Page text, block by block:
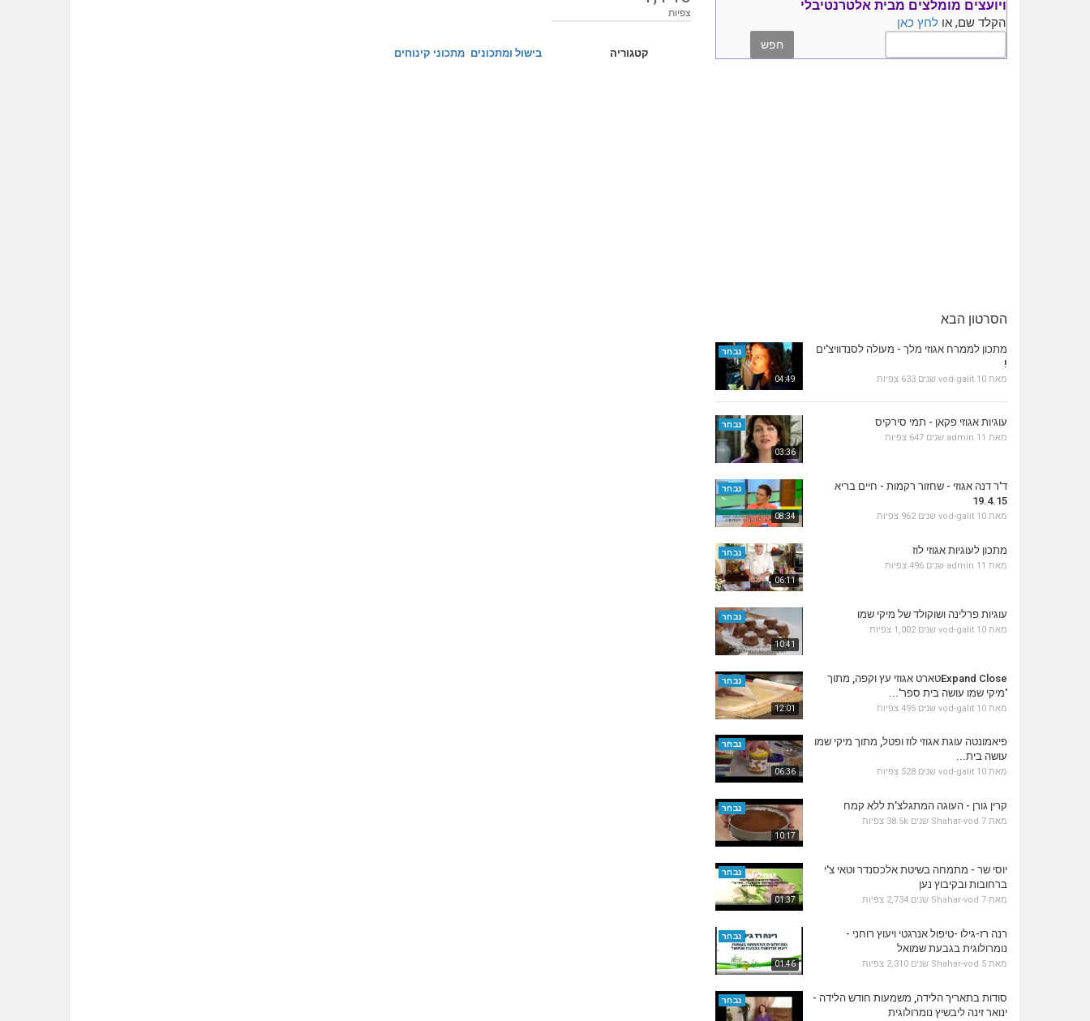
צפיות
קטגוריה בישול ומתכונים מתכוני קינוחים
ויועצים מומלצים מבית אלטרנטיבלי
הקלד שם, או לחץ כאן
הסרטון הבא
04:49
נבחר
מתכון לממרח אגוזי מלך - מעולה לסנדוויצ'ים
!
מאת vod-galit 10 שנים 633 צפיות
03:36
נבחר עוגיות אגוזי פקאן - תמי סירקיס
מאת admin 11 שנים 647 צפיות
08:34
נבחר
ד'ר דנה אגוזי - שחזור רקמות - חיים בריא
19.4.15
מאת vod-galit 10 שנים 962 צפיות
06:11
נבחר מתכון לעוגיות אגוזי לוז
מאת admin 11 שנים 496 צפיות
10:41
נבחר עוגיות פרלינה ושוקולד של מיקי שמו
מאת vod-galit 10 שנים 1,002 צפיות
12:01
נבחר
Expand Closeטארט אגוזי עץ וקפה, מתוך
'מיקי שמו עושה בית ספר'...
מאת vod-galit 10 שנים 495 צפיות
06:36
נבחר
פיאמונטה עוגת אגוזי לוז ופטל, מתוך מיקי שמו
עושה בית...
מאת vod-galit 10 שנים 528 צפיות
10:17
נבחר קרין גורן - העוגה המתגלצ’ת ללא קמח
מאת Shahar-vod 7 שנים 38.5k צפיות
01:37
נבחר
יוסי שר - מתמחה בשיטת אלכסנדר וטאי צ'י
ברחובות ובקיבוץ נען
מאת Shahar-vod 7 שנים 2,734 צפיות
01:46
נבחר
רנה רז-גילו -טיפול אנרגטי ויעוץ רוחני -
נומרולוגית בגבעת שמואל
מאת Shahar-vod 5 שנים 2,310 צפיות
נבחר
סודות בתאריך הלידה, משמעות חודש הלידה -
ינואר זינה ליבשיץ נומרולוגית